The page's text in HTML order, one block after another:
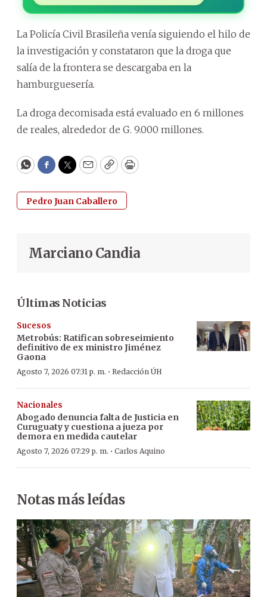
La Policía Civil Brasileña venía siguiendo el hilo de
la investigación y constataron que la droga que
salía de la frontera se descargaba en la
hamburguesería.
La droga decomisada está evaluado en 6 millones
de reales, alrededor de G. 9.000 millones.
WhatsApp
Facebook
Twitter
EmailCopyPrint
Pedro Juan Caballero
Marciano Candia
Últimas Noticias
Sucesos
Metrobús: Ratifican sobreseimiento
definitivo de ex ministro Jiménez
Gaona
Agosto 7, 2026 07:31 p. m. · Redacción ÚH
Nacionales
Abogado denuncia falta de Justicia en
Curuguaty y cuestiona a jueza por
demora en medida cautelar
Agosto 7, 2026 07:29 p. m. · Carlos Aquino
Notas más leídas